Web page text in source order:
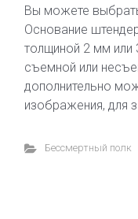
Вы можете
Основание
толщиной 2 мм
съемной или
дополнительно
изображения, для
Бессмертный полк